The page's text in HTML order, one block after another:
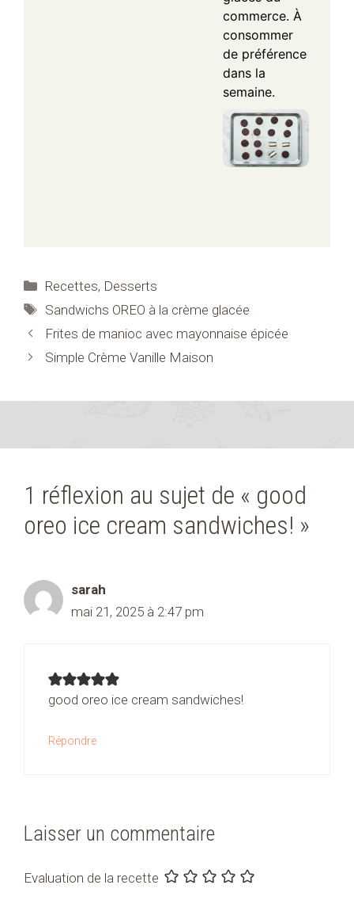
commerce. À
consommer
de préférence
dans la
semaine.
Catégories
Recettes, Desserts
Étiquettes
Sandwichs OREO à la crème glacée
Frites de manioc avec mayonnaise épicée
Simple Crème Vanille Maison
1 réflexion au sujet de « good
oreo ice cream sandwiches! »
sarah
mai 21, 2025 à 2:47 pm
good oreo ice cream sandwiches!
Répondre
Laisser un commentaire
Evaluation de la recette